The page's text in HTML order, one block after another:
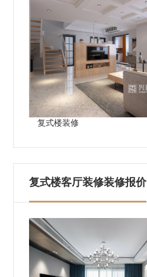
复式楼装修
复式楼客厅装修装修报价